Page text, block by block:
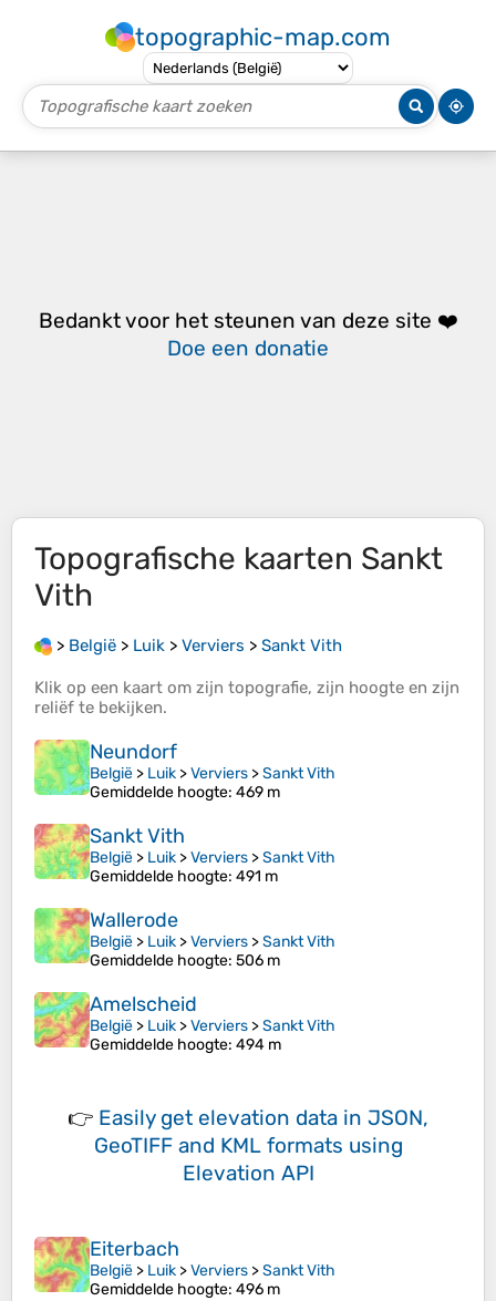
topographic-map.com
Bedankt voor het steunen van deze site ❤️
Doe een donatie
Topografische kaarten Sankt
Vith
> België > Luik > Verviers > Sankt Vith
Klik op een kaart om zijn topografie, zijn hoogte en zijn
reliëf te bekijken.
Neundorf
België > Luik >Verviers >Sankt Vith
Gemiddelde hoogte: 469 m
Sankt Vith
België > Luik >Verviers >Sankt Vith
Gemiddelde hoogte: 491 m
Wallerode
België > Luik >Verviers >Sankt Vith
Gemiddelde hoogte: 506 m
Amelscheid
België > Luik >Verviers >Sankt Vith
Gemiddelde hoogte: 494 m
👉 Easily get elevation data in JSON,
GeoTIFF and KML formats using
Elevation API
Eiterbach
België > Luik >Verviers >Sankt Vith
Gemiddelde hoogte: 496 m